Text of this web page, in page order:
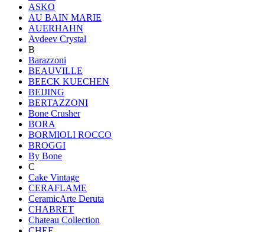
ASKO
AU BAIN MARIE
AUERHAHN
Avdeev Crystal
B
Barazzoni
BEAUVILLE
BEECK KUECHEN
BEIJING
BERTAZZONI
Bone Crusher
BORA
BORMIOLI ROCCO
BROGGI
By Bone
C
Cake Vintage
CERAFLAME
CeramicArte Deruta
CHABRET
Chateau Collection